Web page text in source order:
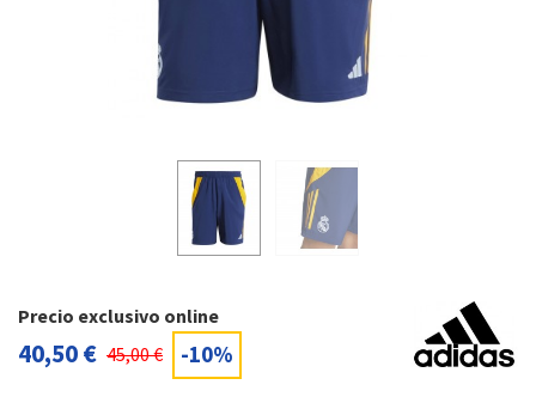
Precio exclusivo online
40,50 € 45,00 € -10%